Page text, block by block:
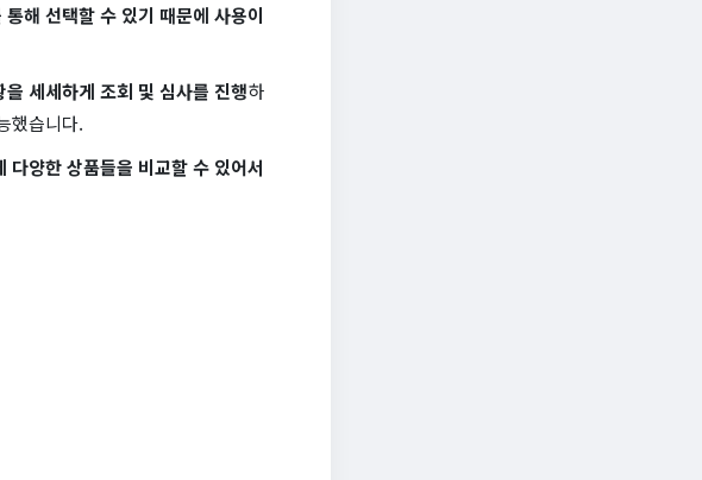
해 선택할 수 있기 때문에 사용이
세세하게 조회 및 심사를 진행하
했습니다.
다양한 상품들을 비교할 수 있어서